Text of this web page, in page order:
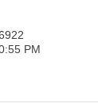
PM